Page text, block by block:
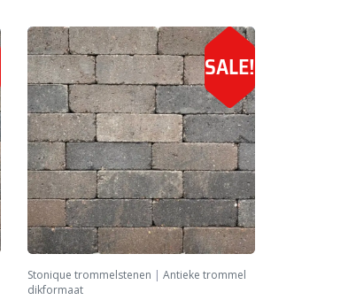
SALE!
Stonique trommelstenen | Antieke trommel
dikformaat